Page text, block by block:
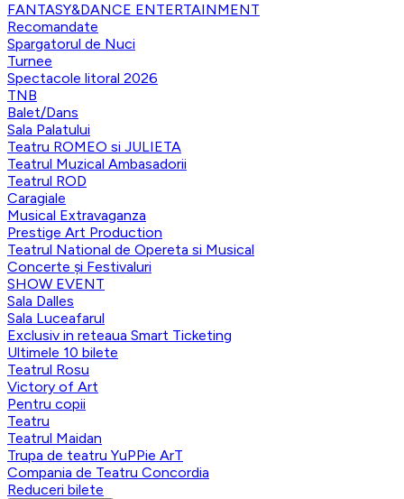
FANTASY&DANCE ENTERTAINMENT
Recomandate
Spargatorul de Nuci
Turnee
Spectacole litoral 2026
TNB
Balet/Dans
Sala Palatului
Teatru ROMEO si JULIETA
Teatrul Muzical Ambasadorii
Teatrul ROD
Caragiale
Musical Extravaganza
Prestige Art Production
Teatrul National de Opereta si Musical
Concerte și Festivaluri
SHOW EVENT
Sala Dalles
Sala Luceafarul
Exclusiv in reteaua Smart Ticketing
Ultimele 10 bilete
Teatrul Rosu
Victory of Art
Pentru copii
Teatru
Teatrul Maidan
Trupa de teatru YuPPie ArT
Compania de Teatru Concordia
Reduceri bilete